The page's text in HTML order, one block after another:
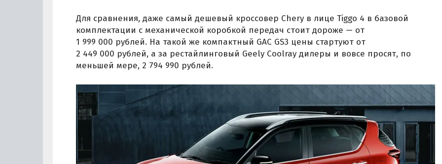
Для сравнения, даже самый дешевый кроссовер Chery в лице Tiggo 4 в базовой
комплектации с механической коробкой передач стоит дороже — от
1 999 000 рублей. На такой же компактный GAC GS3 цены стартуют от
2 449 000 рублей, а за рестайлинговый Geely Coolray дилеры и вовсе просят, по
меньшей мере, 2 794 990 рублей.